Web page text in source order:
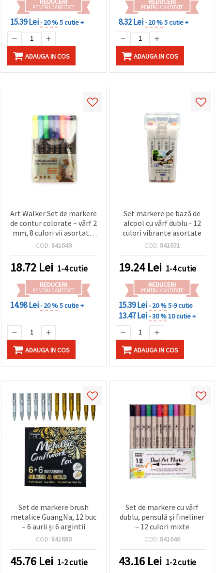
PENTRU CANTITATE
15.39 Lei- 20 %5 cutie +
ADAUGA IN COS
PENTRU CANTITATE
8.32 Lei- 20 %5 cutie +
ADAUGA IN COS
Art Walker Set de markere
de contur colorate – vârf 2
mm, 8 culori vii asortate,
universale pentru desen,
scrapbooking, hobby și
lucru manual
COD: 841649
18.72 Lei 1-4 cutie
REDUCERI
PENTRU CANTITATE
14.98 Lei- 20 %5 cutie +
ADAUGA IN COS
Set markere pe bază de
alcool cu vârf dublu - 12
culori vibrante asortate
COD: 841631
19.24Lei 1-4 cutie
REDUCERI
PENTRU CANTITATE
15.39 Lei- 20 %5-9 cutie
13.47 Lei- 30 %10 cutie +
ADAUGA IN COS
Set de markere brush
metalice GuangNa, 12 buc
– 6 aurii și 6 argintii
COD: 841680
45.76 Lei 1-2 cutie
Set de markere cu vârf
dublu, pensulă și fineliner
– 12 culori mixte
COD: 841646
43.16 Lei 1-2 cutie